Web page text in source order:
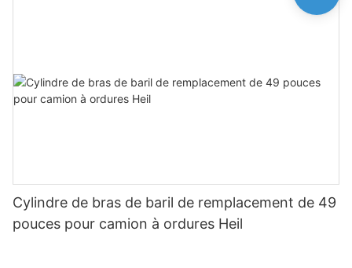
Cylindre de bras de baril de remplacement de 49
pouces pour camion à ordures Heil